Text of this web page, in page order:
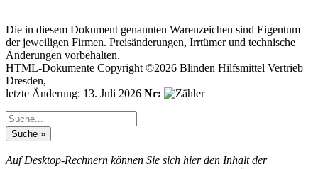
Die in diesem Dokument genannten Warenzeichen sind Eigentum
der jeweiligen Firmen. Preisänderungen, Irrtümer und technische
Änderungen vorbehalten.
HTML-Dokumente Copyright ©2026 Blinden Hilfsmittel Vertrieb
Dresden,
letzte Änderung: 13. Juli 2026 Nr:
Auf Desktop-Rechnern können Sie sich hier den Inhalt der